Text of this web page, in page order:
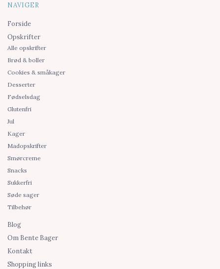
NAVIGER
Forside
Opskrifter
Alle opskrifter
Brød & boller
Cookies & småkager
Desserter
Fødselsdag
Glutenfri
Jul
Kager
Madopskrifter
Smørcreme
Snacks
Sukkerfri
Søde sager
Tilbehør
Blog
Om Bente Bager
Kontakt
Shopping links